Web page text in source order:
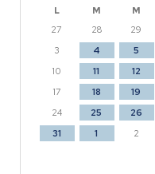
L M M
27
28 29
3
4 5
10
11 12
17
18 19
24
25 26
31
1 2